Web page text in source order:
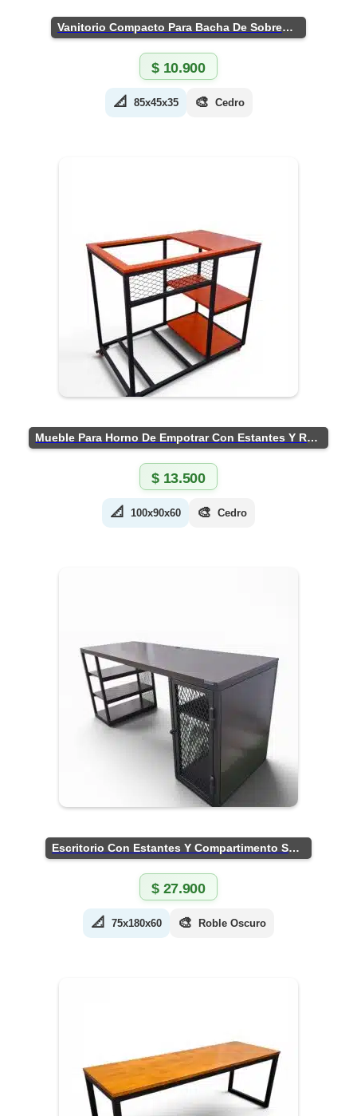
Vanitorio Compacto Para Bacha De Sobreponer
$10.900
📐 85x45x35 🎨 Cedro
Mueble Para Horno De Empotrar Con Estantes Y Ruedas
$13.500
📐 100x90x60 🎨 Cedro
Escritorio Con Estantes Y Compartimento Seguro
$27.900
📐 75x180x60 🎨 Roble Oscuro